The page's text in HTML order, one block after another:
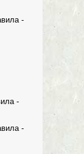
-
-
-